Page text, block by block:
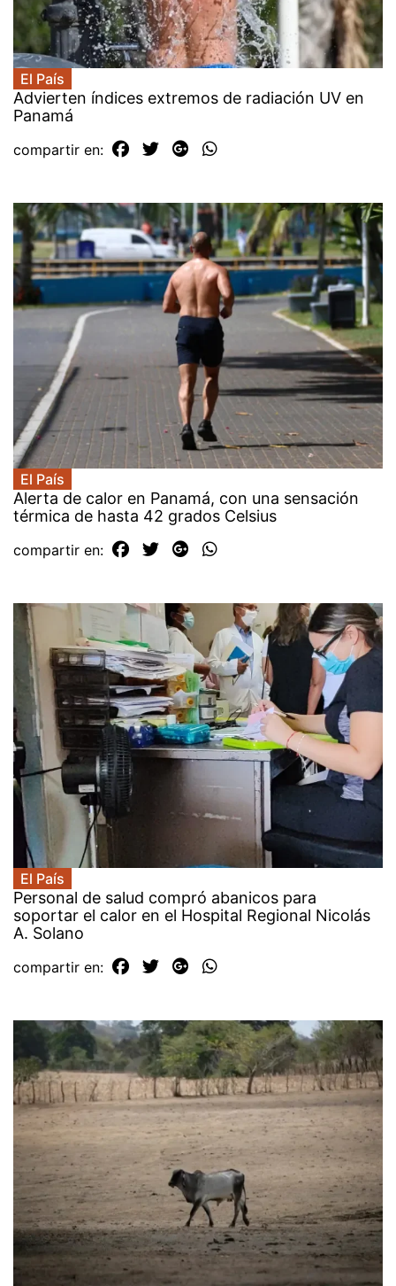
El País
Advierten índices extremos de radiación UV en
Panamá
compartir en:
El País
Alerta de calor en Panamá, con una sensación
térmica de hasta 42 grados Celsius
compartir en:
El País
Personal de salud compró abanicos para
soportar el calor en el Hospital Regional Nicolás
A. Solano
compartir en: